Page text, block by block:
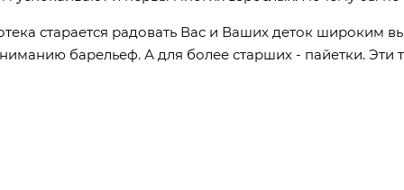
старается радовать Вас и Ваших деток широким
барельеф. А для более старших - пайетки.